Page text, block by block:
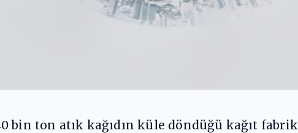
bin ton atık kağıdın küle döndüğü kağıt